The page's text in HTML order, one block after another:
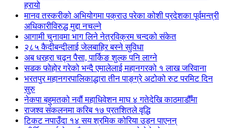
हरायो
मानव तस्करीको अभियोगमा पक्राउ परेका कोशी प्रदेशका पूर्वमन्त्री
अधिकारीविरुद्ध मुद्दा नचल्ने
आगामी चुनावमा भाग लिने नेत्रविक्रम चन्दको संकेत
२८५ कैदीबन्दीलाई जेलबाहिर बस्ने सुविधा
अब धरहरा चढ्न पैसा, पार्किङ शुल्क पनि लाग्ने
सडक फोहोर गरेको भन्दै एमालेलाई महानगरको १ लाख जरिवाना
भरतपुर महानगरपालिकाद्धारा तीन पाङ्ग्रे अटोको रुट परमिट दिन
सुरु
नेकपा बहुमतको नवौं महाधिवेशन माघ ४ गतेदेखि काठमाडौँमा
राजश्व संकलनमा करिब १७ प्रतशितले वृद्धि
टिकट नपाउँदा १४ सय श्रमिक कोरिया उड्न पाएनन्